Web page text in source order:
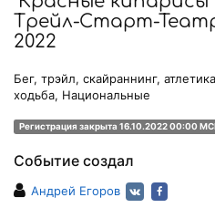
Трейл-Старт-
2022
Бег, трэйл, скайраннинг,
ходьба, Национальные
Регистрация закрыта 16.10.2022 00:00
Событие создал
Андрей Егоров